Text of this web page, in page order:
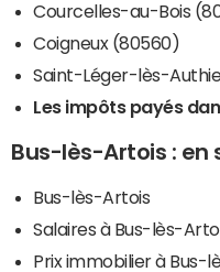
Courcelles-au-Bois
Coigneux (80560)
Saint-Léger-lès-
Les impôts payés
Bus-lès-Artois : en
Bus-lès-Artois
Salaires à Bus-lès-
Prix immobilier à Bus-